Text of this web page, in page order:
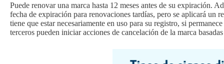
Puede renovar una marca hasta 12 meses antes de su expiración.
fecha de expiración para renovaciones tardías, pero se aplicará un
tiene que estar necesariamente en uso para su registro, si
terceros pueden iniciar acciones de cancelación de la marca